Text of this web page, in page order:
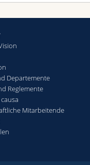
Departemente
Reglemente
Mitarbeitende